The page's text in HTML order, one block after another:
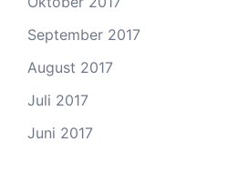
September 2017
August 2017
Juli 2017
Juni 2017